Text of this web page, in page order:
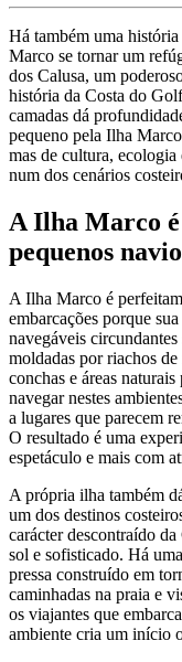
Há também uma
Marco se tornar um
dos Calusa, um
história da Costa do
camadas dá
pequeno pela Ilha
mas de cultura,
num dos cenários
A Ilha Marco
pequenos
A Ilha Marco é
embarcações porque
navegáveis
moldadas por riachos
conchas e áreas
navegar nestes
a lugares que parecem
O resultado é uma
espetáculo e mais com
A própria ilha também
um dos destinos
carácter descontraído
sol e sofisticado. Há
pressa construído em
caminhadas na praia e
os viajantes que
ambiente cria um início